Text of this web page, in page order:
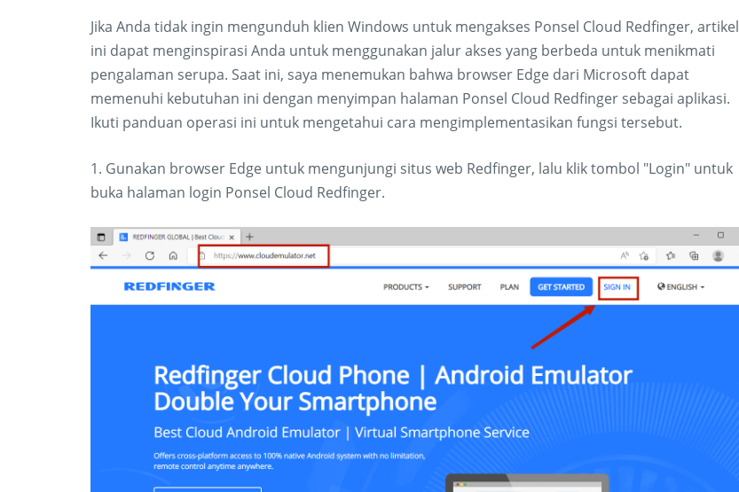
Jika Anda tidak ingin mengunduh klien Windows untuk mengakses Ponsel Cloud Redfinger, artikel
ini dapat menginspirasi Anda untuk menggunakan jalur akses yang berbeda untuk menikmati
pengalaman serupa. Saat ini, saya menemukan bahwa browser Edge dari Microsoft dapat
memenuhi kebutuhan ini dengan menyimpan halaman Ponsel Cloud Redfinger sebagai aplikasi.
Ikuti panduan operasi ini untuk mengetahui cara mengimplementasikan fungsi tersebut.
1. Gunakan browser Edge untuk mengunjungi situs web Redfinger, lalu klik tombol "Login" untuk
buka halaman login Ponsel Cloud Redfinger.